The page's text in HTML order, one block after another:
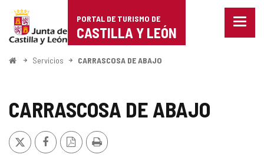
Portal
de
Turismo
Castilla
León
PORTAL DE TURISMO DE
CASTILLA Y LEÓN
Menu
InicioServicios CARRASCOSA DE ABAJO
CARRASCOSA DE ABAJO
X FacebookVersión
PDF
Imprimir